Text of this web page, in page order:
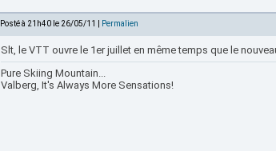
Posté à 21h40 le 26/05/11 | Permalien
Slt, le VTT ouvre le 1er juillet en même temps que le
Pure Skiing Mountain...
Valberg, It's Always More Sensations!